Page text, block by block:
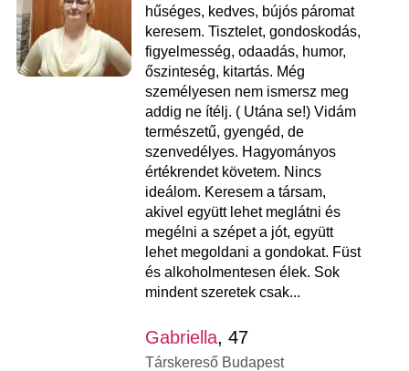
hűséges, kedves, bújós páromat
keresem. Tisztelet, gondoskodás,
figyelmesség, odaadás, humor,
őszinteség, kitartás. Még
személyesen nem ismersz meg
addig ne ítélj. ( Utána se!) Vidám
természetű, gyengéd, de
szenvedélyes. Hagyományos
értékrendet követem. Nincs
ideálom. Keresem a társam,
akivel együtt lehet meglátni és
megélni a szépet a jót, együtt
lehet megoldani a gondokat. Füst
és alkoholmentesen élek. Sok
mindent szeretek csak...
Gabriella, 47
Társkereső Budapest